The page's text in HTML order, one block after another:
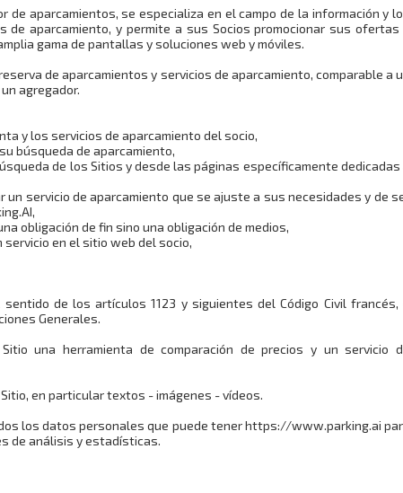
de aparcamientos, se especializa en el campo de la información y
aparcamiento, y permite a sus Socios promocionar sus ofertas
gama de pantallas y soluciones web y móviles.
de aparcamientos y servicios de aparcamiento, comparable a
agregador.
y los servicios de aparcamiento del socio,
búsqueda de aparcamiento,
de los Sitios y desde las páginas específicamente dedicadas
servicio de aparcamiento que se ajuste a sus necesidades y de
obligación de fin sino una obligación de medios,
en el sitio web del socio,
de los artículos 1123 y siguientes del Código Civil francés,
Generales.
una herramienta de comparación de precios y un servicio
en particular textos - imágenes - vídeos.
los datos personales que puede tener https://www.parking.ai
de análisis y estadísticas.